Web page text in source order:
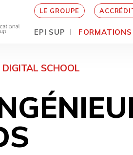
LE GROUPE
EPI SUP FORMATIONS
DIGITAL SCHOOL